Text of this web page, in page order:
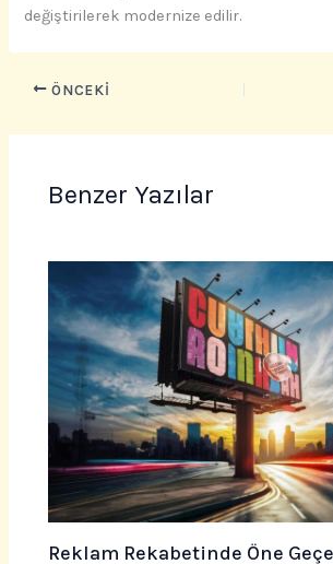
değiştirilerek modernize edilir.
ÖNCEKI
Benzer Yazılar
Reklam Rekabetinde Öne